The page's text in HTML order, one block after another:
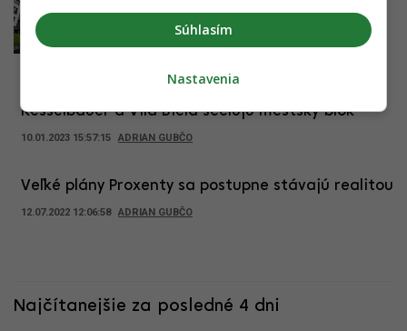
Kesselbauer je dokončený
11.06.2023 18:00:00 ADRIAN GUBČO
Kesselbauer a Vila Biela sceľujú mestský blok
10.01.2023 15:57:15 ADRIAN GUBČO
Veľké plány Proxenty sa postupne stávajú realitou
12.07.2022 12:06:58 ADRIAN GUBČO
Najčítanejšie za posledné 4 dni
Súhlasím
Nastavenia